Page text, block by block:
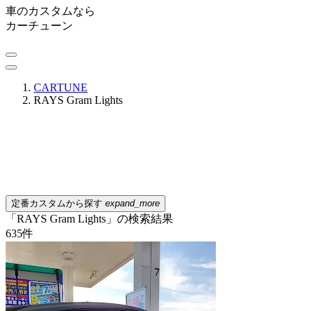
車のカスタムなら
カーチューン
CARTUNE
RAYS Gram Lights
定番カスタムから探す expand_more
「RAYS Gram Lights」の検索結果
635件